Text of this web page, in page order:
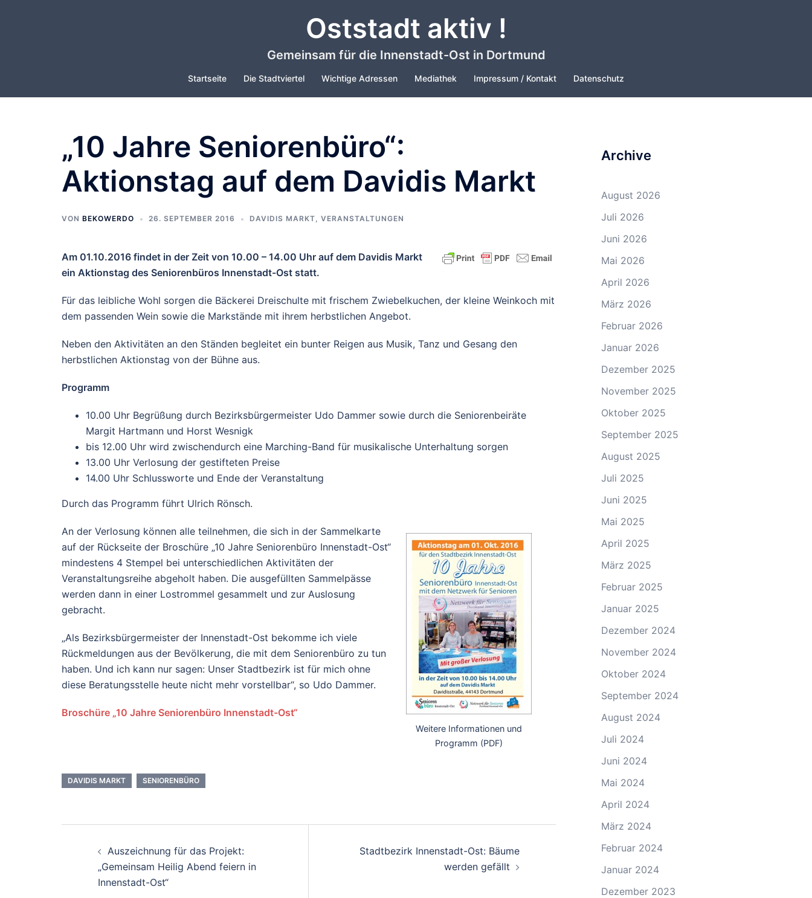
Oststadt aktiv !
Gemeinsam für die Innenstadt-Ost in Dortmund
Startseite Die Stadtviertel Wichtige Adressen Mediathek Impressum / Kontakt Datenschutz
„10 Jahre Seniorenbüro“:
Aktionstag auf dem Davidis Markt
VON BEKOWERDO 26. SEPTEMBER 2016 DAVIDIS MARKT, VERANSTALTUNGEN
Am 01.10.2016 findet in der Zeit von 10.00 – 14.00 Uhr auf dem Davidis Markt
ein Aktionstag des Seniorenbüros Innenstadt-Ost statt.
Für das leibliche Wohl sorgen die Bäckerei Dreischulte mit frischem Zwiebelkuchen, der kleine Weinkoch mit
dem passenden Wein sowie die Markstände mit ihrem herbstlichen Angebot.
Neben den Aktivitäten an den Ständen begleitet ein bunter Reigen aus Musik, Tanz und Gesang den
herbstlichen Aktionstag von der Bühne aus.
Programm
10.00 Uhr Begrüßung durch Bezirksbürgermeister Udo Dammer sowie durch die Seniorenbeiräte
Margit Hartmann und Horst Wesnigk
bis 12.00 Uhr wird zwischendurch eine Marching-Band für musikalische Unterhaltung sorgen
13.00 Uhr Verlosung der gestifteten Preise
14.00 Uhr Schlussworte und Ende der Veranstaltung
Durch das Programm führt Ulrich Rönsch.
Weitere Informationen und
Programm (PDF)
An der Verlosung können alle teilnehmen, die sich in der Sammelkarte
auf der Rückseite der Broschüre „10 Jahre Seniorenbüro Innenstadt-Ost“
mindestens 4 Stempel bei unterschiedlichen Aktivitäten der
Veranstaltungsreihe abgeholt haben. Die ausgefüllten Sammelpässe
werden dann in einer Lostrommel gesammelt und zur Auslosung
gebracht.
„Als Bezirksbürgermeister der Innenstadt-Ost bekomme ich viele
Rückmeldungen aus der Bevölkerung, die mit dem Seniorenbüro zu tun
haben. Und ich kann nur sagen: Unser Stadtbezirk ist für mich ohne
diese Beratungsstelle heute nicht mehr vorstellbar“, so Udo Dammer.
Broschüre „10 Jahre Seniorenbüro Innenstadt-Ost“
DAVIDIS MARKT SENIORENBÜRO
Beitrags-
Navigation
Auszeichnung für das Projekt:
„Gemeinsam Heilig Abend feiern in
Innenstadt-Ost“
Stadtbezirk Innenstadt-Ost: Bäume
werden gefällt
Archive
August 2026
Juli 2026
Juni 2026
Mai 2026
April 2026
März 2026
Februar 2026
Januar 2026
Dezember 2025
November 2025
Oktober 2025
September 2025
August 2025
Juli 2025
Juni 2025
Mai 2025
April 2025
März 2025
Februar 2025
Januar 2025
Dezember 2024
November 2024
Oktober 2024
September 2024
August 2024
Juli 2024
Juni 2024
Mai 2024
April 2024
März 2024
Februar 2024
Januar 2024
Dezember 2023